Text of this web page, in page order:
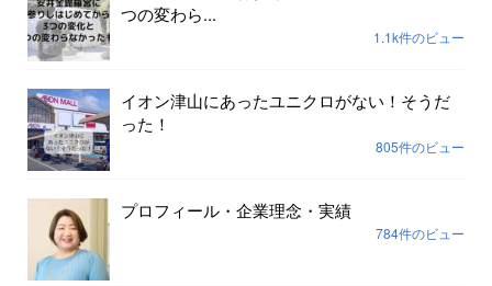
つの変わら...
1.1k件のビュー
イオン津山にあったユニクロがない！そうだ
った！
805件のビュー
プロフィール・企業理念・実績
784件のビュー